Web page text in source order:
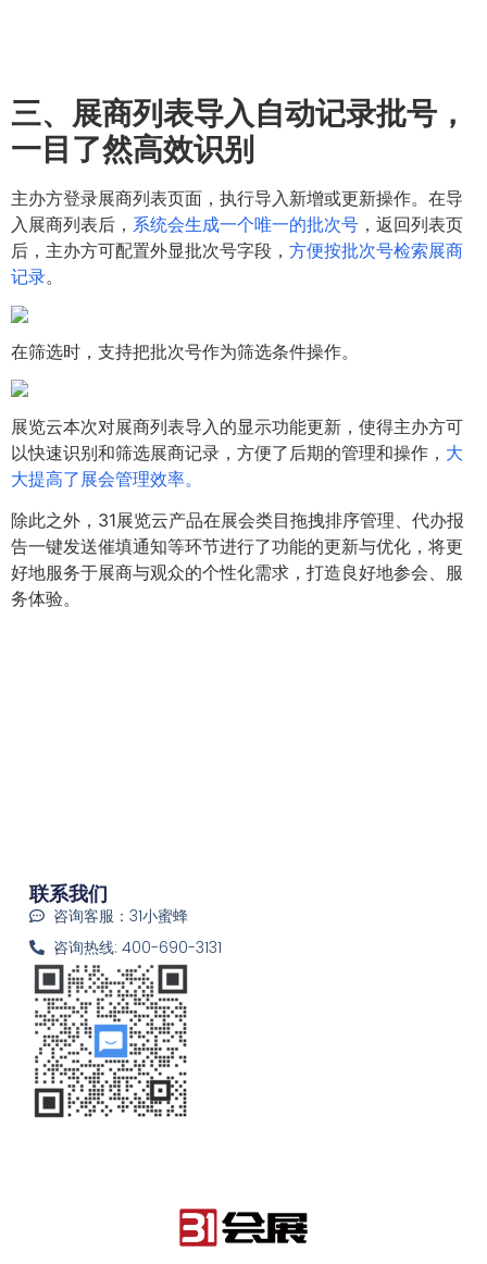
三、 展商列表导入自动记录批号，
一目了然高效识别
主办方登录展商列表页面，执行导入新增或更新操作。在导
入展商列表后， 系统会生成一个唯一的批次号 ，返回列表页
后，主办方可配置外显批次号字段， 方便按批次号检索展商
记录。
在筛选时，支持把批次号作为筛选条件操作。
展览云本次对展商列表导入的显示功能更新，使得主办方可
以快速识别和筛选展商记录，方便了后期的管理和操作， 大
大提高了展会管理效率。
除此之外，31展览云产品在展会类目拖拽排序管理、代办报
告一键发送催填通知等环节进行了功能的更新与优化，将更
好地服务于展商与观众的个性化需求，打造良好地参会、服
务体验。
联系我们
咨询客服：31小蜜蜂
咨询热线: 400-690-3131